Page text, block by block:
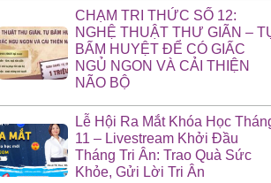
CHẠM TRI THỨC SỐ 12:
NGHỆ THUẬT THƯ GIÃN –
BẤM HUYỆT ĐỂ CÓ GIẤC
NGỦ NGON VÀ CẢI THIỆN
NÃO BỘ
Lễ Hội Ra Mắt Khóa Học
11 – Livestream Khởi Đầu
Tháng Tri Ân: Trao Quà Sức
Khỏe, Gửi Lời Tri Ân